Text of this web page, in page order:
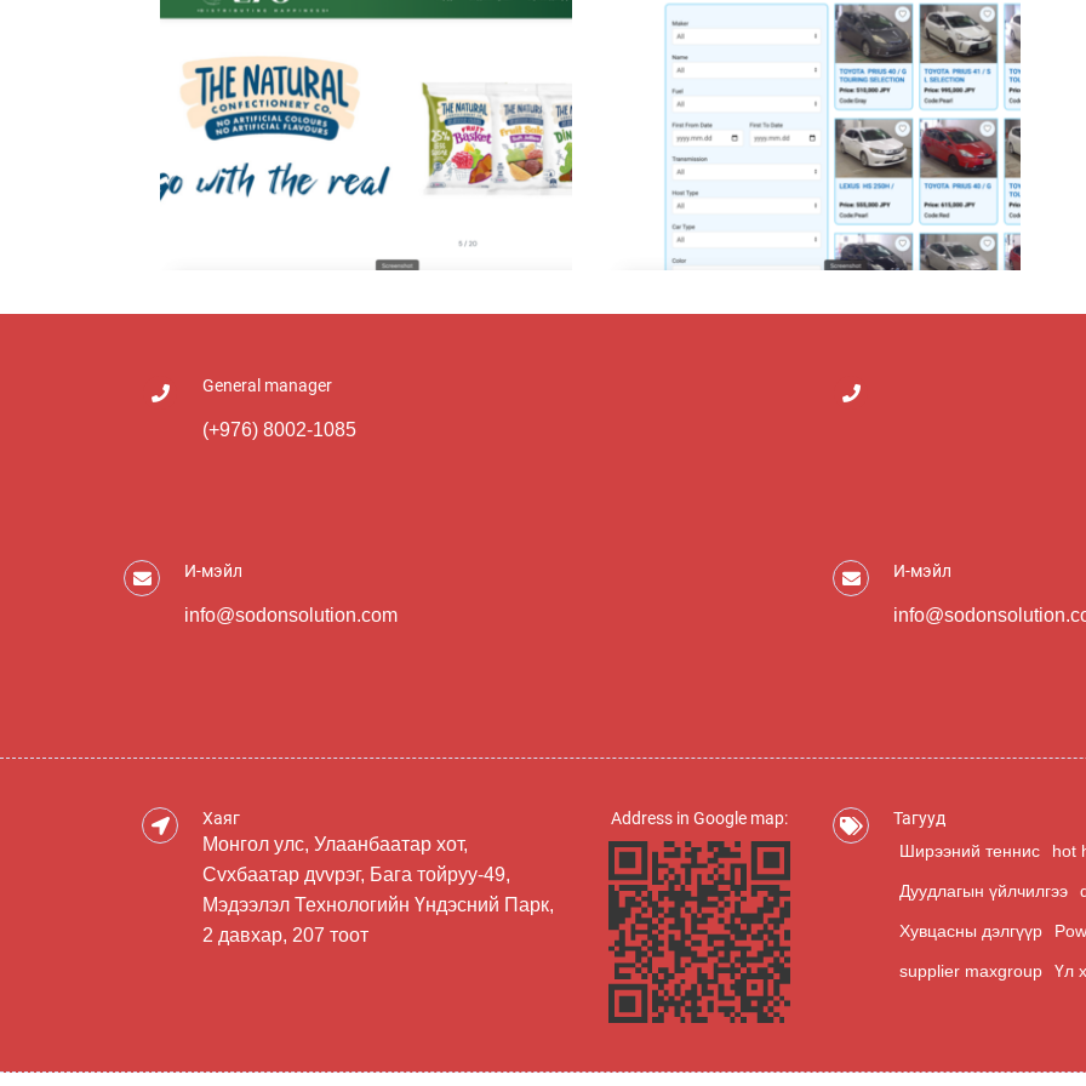
Нийтийн Тээврийн Бодлогын Газар Mglbar.mn
EFS
General manager
(+976) 8002-1085
И-мэйл
info@sodonsolution.com
И-мэйл
Хаяг
Монгол улс, Улаанбаатар хот,
Сvхбаатар дvvрэг, Бага тойруу-49,
Мэдээлэл Технологийн Үндэсний Парк,
2 давхар, 207 тоот
Address in Google map:
Тагууд
Ширээний теннис
hot
Дуудлагын үйлчилгээ
Хувцасны дэлгүүр
supplier maxgroup Үл